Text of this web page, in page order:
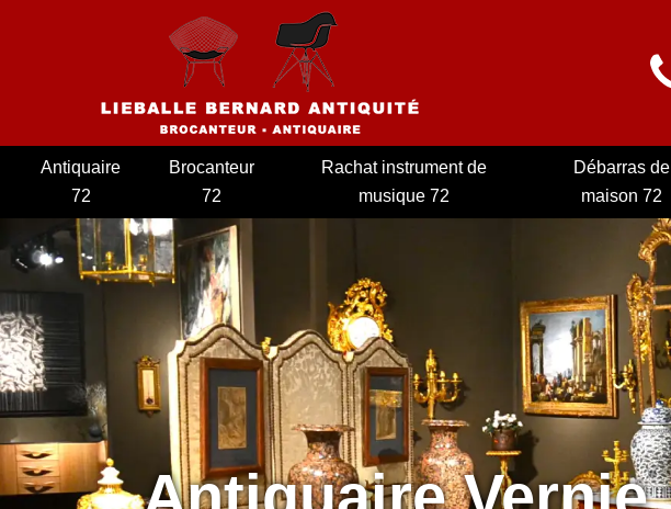
Antiquaire
72
Brocanteur
72
Rachat instrument de
musique 72
Débarras de
maison 72